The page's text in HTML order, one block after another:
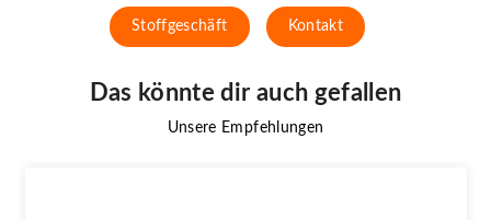
Stoffgeschäft Kontakt
Das könnte dir auch gefallen
Unsere Empfehlungen